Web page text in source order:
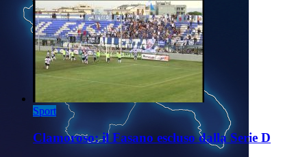
Sport
Clamoroso: il Fasano escluso dalla Serie D